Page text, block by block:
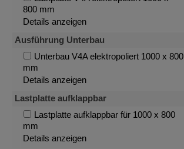
800 mm
Details anzeigen
Ausführung Unterbau
Unterbau V4A elektropoliert 1000 x 800
mm
Details anzeigen
Lastplatte aufklappbar
Lastplatte aufklappbar für 1000 x 800
mm
Details anzeigen